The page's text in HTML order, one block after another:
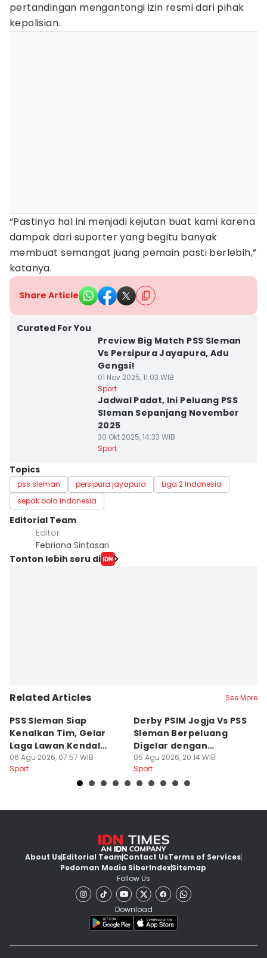
pertandingan mengantongi izin resmi dari pihak
kepolisian.
“Pastinya hal ini menjadi kejutan buat kami karena
dampak dari suporter yang begitu banyak
membuat semangat juang pemain pasti berlebih,”
katanya.
Share Article
Curated For You
Preview Big Match PSS Sleman
Vs Persipura Jayapura, Adu
Gengsi!
01 Nov 2025, 11:03 WIB
Sport
Jadwal Padat, Ini Peluang PSS
Sleman Sepanjang November
2025
30 Okt 2025, 14:33 WIB
Sport
Topics
pss sleman persipura jayapura
Liga 2 Indonesia
sepak bola indonesia
Editorial Team
Editor
Febriana Sintasari
Tonton lebih seru di
Related Articles See More
PSS Sleman Siap
Kenalkan Tim, Gelar
Laga Lawan Kendal
Tornado FC
06 Agu 2026, 07:57 WIB
Sport
Derby PSIM Jogja Vs PSS
Sleman Berpeluang
Digelar dengan
Penonton
05 Agu 2026, 20:14 WIB
Sport
About UsEditorial TeamContact UsTerms of Services
Pedoman Media SiberIndexSitemap
Follow Us
Download